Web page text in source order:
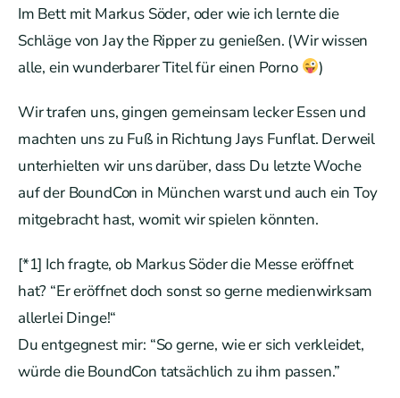
Im Bett mit Markus Söder, oder wie ich lernte die
Schläge von Jay the Ripper zu genießen. (Wir wissen
alle, ein wunderbarer Titel für einen Porno
)
Wir trafen uns, gingen gemeinsam lecker Essen und
machten uns zu Fuß in Richtung Jays Funflat. Derweil
unterhielten wir uns darüber, dass Du letzte Woche
auf der BoundCon in München warst und auch ein Toy
mitgebracht hast, womit wir spielen könnten.
[*1] Ich fragte, ob Markus Söder die Messe eröffnet
hat? “Er eröffnet doch sonst so gerne medienwirksam
allerlei Dinge!“
Du entgegnest mir: “So gerne, wie er sich verkleidet,
würde die BoundCon tatsächlich zu ihm passen.”